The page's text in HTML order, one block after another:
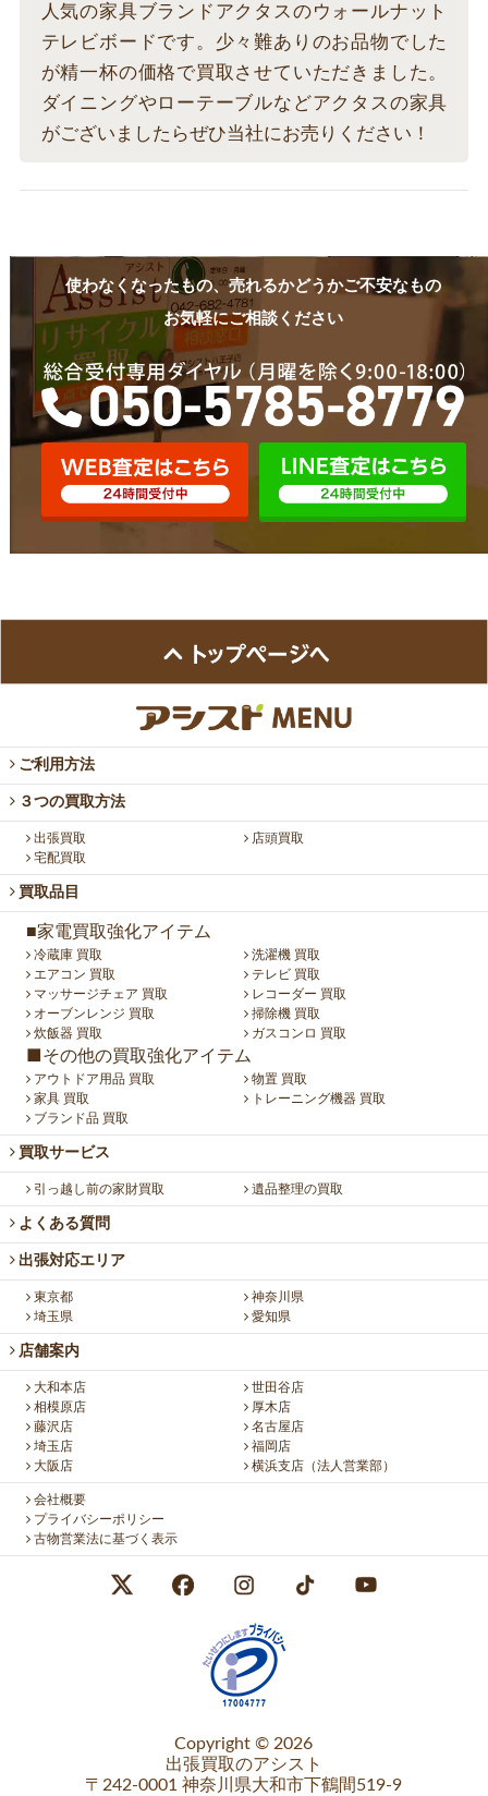
人気の家具ブランドアクタスのウォールナット
テレビボードです。少々難ありのお品物でした
が精一杯の価格で買取させていただきました。
ダイニングやローテーブルなどアクタスの家具
がございましたらぜひ当社にお売りください！
使わなくなったもの、売れるかどうかご不安なもの
お気軽にご相談ください
ご利用方法
３つの買取方法
出張買取
店頭買取
宅配買取
買取品目
■家電買取強化アイテム
冷蔵庫 買取
洗濯機 買取
エアコン 買取
テレビ 買取
マッサージチェア 買取
レコーダー 買取
オーブンレンジ 買取
掃除機 買取
炊飯器 買取
ガスコンロ 買取
■その他の買取強化アイテム
アウトドア用品 買取
物置 買取
家具 買取
トレーニング機器 買取
ブランド品 買取
買取サービス
引っ越し前の家財買取 遺品整理の買取
よくある質問
出張対応エリア
東京都
神奈川県
埼玉県
愛知県
店舗案内
大和本店
世田谷店
相模原店
厚木店
藤沢店
名古屋店
埼玉店
福岡店
大阪店
横浜支店（法人営業部）
会社概要
プライバシーポリシー
古物営業法に基づく表示
Copyright © 2026
出張買取のアシスト
〒242-0001 神奈川県大和市下鶴間519-9